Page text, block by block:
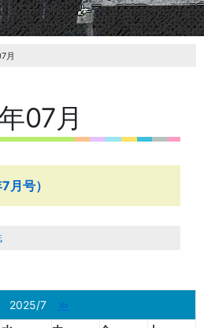
月
07月
月号）
2025/7 ≫